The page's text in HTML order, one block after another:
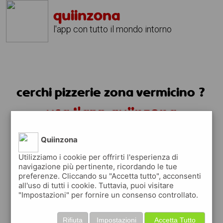
quiinzona
l'app con tutto il mondo intorno
cerchi pizzerie zona vermicino ?
usa l'app quiinzona
Quiinzona
Utilizziamo i cookie per offrirti l'esperienza di
navigazione più pertinente, ricordando le tue
preferenze. Cliccando su "Accetta tutto", acconsenti
all'uso di tutti i cookie. Tuttavia, puoi visitare
"Impostazioni" per fornire un consenso controllato.
Accetta Tutto
Impostazioni
Rifiuta